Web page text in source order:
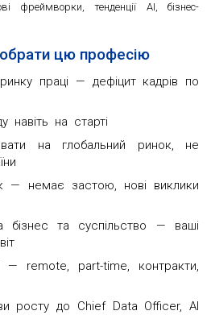
фреймворки, тенденції AI, бізнес-
цю професію
праці — дефіцит кадрів по
навіть на старті
на глобальний ринок, не
— немає застою, нові виклики
бізнес та суспільство — ваші
— remote, part-time, контракти,
росту до Chief Data Officer, AI